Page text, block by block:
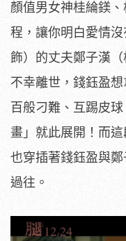
顏值男女神桂綸鎂
程，讓你明白愛情
飾）的丈夫鄭子漢
不幸離世，錢鈺盈
百般刁難、互踢皮
畫」就此展開！ 而這
也穿插著錢鈺盈與
過往。